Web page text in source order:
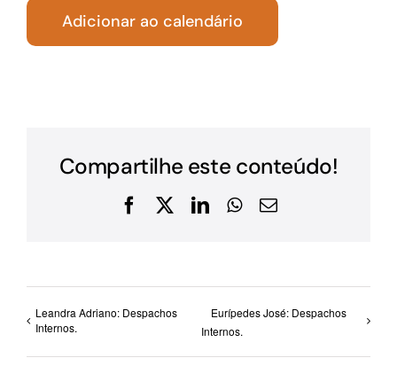
Adicionar ao calendário
Compartilhe este conteúdo!
Facebook
X LinkedInWhatsApp
E-
Leandra Adriano: Despachos
Internos.
Eurípedes José: Despachos
Internos.